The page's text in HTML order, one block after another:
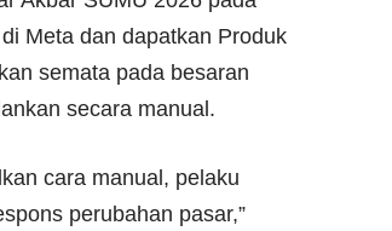
Meta dan dapatkan Produk
semata pada besaran
secara manual.
cara manual, pelaku
perubahan pasar,”